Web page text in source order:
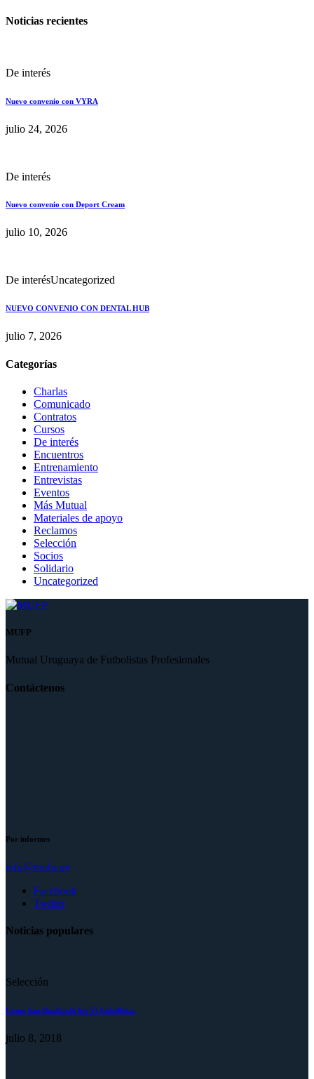
Noticias recientes
De interés
Nuevo convenio con VYRA
julio 24, 2026
De interés
Nuevo convenio con Deport Cream
julio 10, 2026
De interésUncategorized
NUEVO CONVENIO CON DENTAL HUB
julio 7, 2026
Categorías
Charlas
Comunicado
Contratos
Cursos
De interés
Encuentros
Entrenamiento
Entrevistas
Eventos
Más Mutual
Materiales de apoyo
Reclamos
Selección
Socios
Solidario
Uncategorized
MUFP
Mutual Uruguaya de Futbolistas Profesionales
Contáctenos
Por informes
info@mufp.uy
Facebook
Twitter
Noticias populares
Selección
Como han finalizado los 55 futbolistas
julio 8, 2018